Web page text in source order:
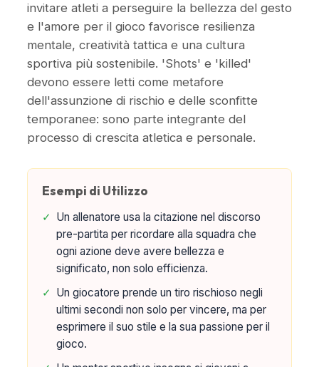
invitare atleti a perseguire la bellezza del gesto
e l'amore per il gioco favorisce resilienza
mentale, creatività tattica e una cultura
sportiva più sostenibile. 'Shots' e 'killed'
devono essere letti come metafore
dell'assunzione di rischio e delle sconfitte
temporanee: sono parte integrante del
processo di crescita atletica e personale.
Esempi di Utilizzo
✓ Un allenatore usa la citazione nel discorso
pre-partita per ricordare alla squadra che
ogni azione deve avere bellezza e
significato, non solo efficienza.
✓ Un giocatore prende un tiro rischioso negli
ultimi secondi non solo per vincere, ma per
esprimere il suo stile e la sua passione per il
gioco.